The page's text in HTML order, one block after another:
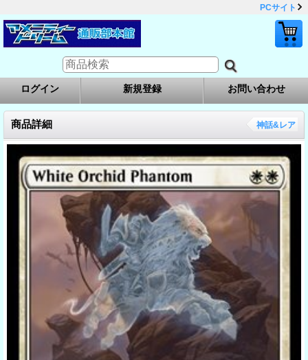
PCサイト
ログイン 新規登録 お問い合わせ
商品詳細 神話&レア